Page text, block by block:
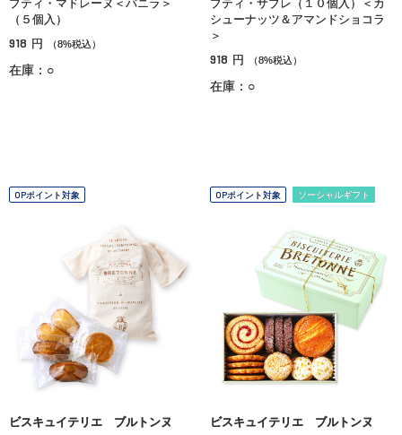
プティ・マドレーヌ＜バニラ＞
（５個入）
918 円 （8%税込）
在庫：○
プティ・サブレ（１０個入）＜カ
シューナッツ＆アマンドショコラ
＞
918 円 （8%税込）
在庫：○
OPポイント対象
ビスキュイテリエ ブルトンヌ
OPポイント対象 ソーシャルギフト
ビスキュイテリエ ブルトンヌ